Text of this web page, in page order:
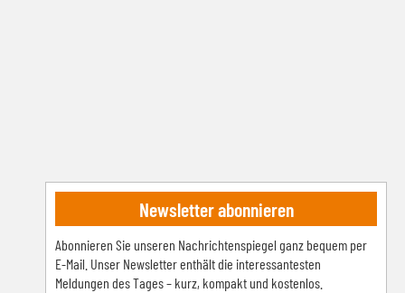
Newsletter abonnieren
Abonnieren Sie unseren Nachrichtenspiegel ganz bequem per
E-Mail. Unser Newsletter enthält die interessantesten
Meldungen des Tages – kurz, kompakt und kostenlos.